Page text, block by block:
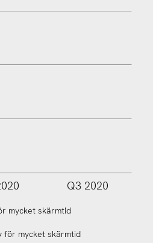
Q3 2020
mycket skärmtid
för mycket skärmtid